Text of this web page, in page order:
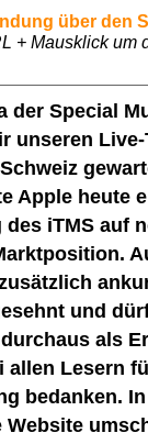
über den
+ Mausklick um
der Special
unseren
Apple heute
iTMS auf
und
als
allen Lesern
bedanken.
Website